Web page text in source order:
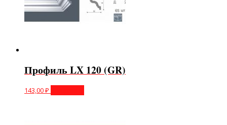
Профиль LX 120 (GR)
143,00₽